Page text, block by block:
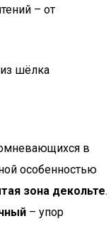
– от
шёлка
в
особенностью
зона декольте.
– упор